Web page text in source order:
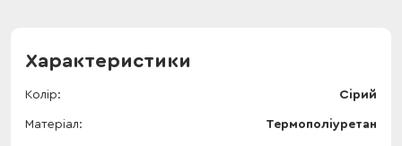
Характеристики
Колір Сірий
Матеріал Термополіуретан